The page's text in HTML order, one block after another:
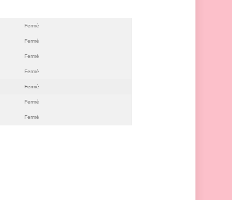
Fermé
Fermé
Fermé
Fermé
Fermé
Fermé
Fermé